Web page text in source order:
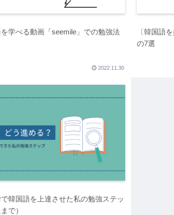
学べる動画「seemile」での勉強法
2022.11.30
〔韓国語
の7選
韓国語を上達させた私の勉強ステッ
で）